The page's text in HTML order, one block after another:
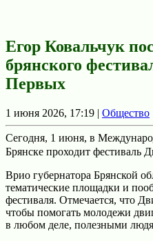
Егор Ковальчук
брянского
Первых
1 июня 2026, 17:19 | Общество
Сегодня, 1 июня, в
Брянске проходит фестиваль
Врио губернатора Брянской
тематические площадки и
фестиваля. Отмечается, что
чтобы помогать молодежи
в любом деле, полезными